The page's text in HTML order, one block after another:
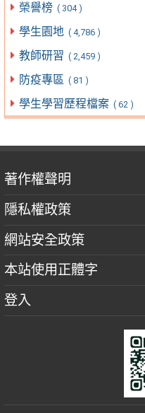
榮譽榜 ( 304 )
學生園地 ( 4,786 )
教師研習 ( 2,459 )
防疫專區 ( 81 )
學生學習歷程檔案 ( 62 )
著作權聲明
隱私權政策
網站安全政策
本站使用正體字
登入